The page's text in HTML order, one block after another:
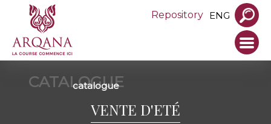
Repository ENG
CATALOGUE
catalogue
VENTE D'ETÉ